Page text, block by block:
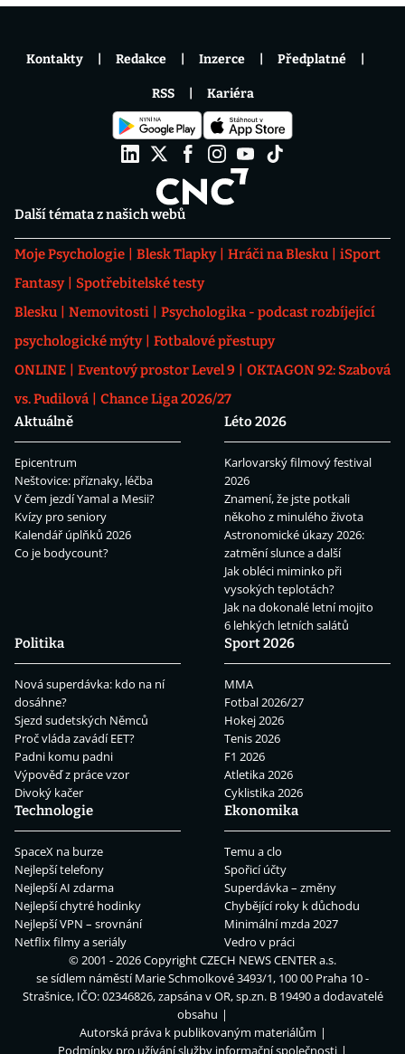
Další témata z našich webů
Moje Psychologie Blesk Tlapky Hráči na Blesku
iSport
Fantasy
Spotřebitelské testy
Blesku
Nemovitosti
Psychologika - podcast rozbíjející
psychologické mýty
Fotbalové přestupy
ONLINE
Eventový prostor Level 9
OKTAGON 92: Szabová
vs. Pudilová
Chance Liga 2026/27
Aktuálně
Epicentrum
Neštovice: příznaky, léčba
V čem jezdí Yamal a Mesii?
Kvízy pro seniory
Kalendář úplňků 2026
Co je bodycount?
Léto 2026
Karlovarský filmový festival
2026
Znamení, že jste potkali
někoho z minulého života
Astronomické úkazy 2026:
zatmění slunce a další
Jak obléci miminko při
vysokých teplotách?
Jak na dokonalé letní mojito
6 lehkých letních salátů
Politika
Nová superdávka: kdo na ní
dosáhne?
Sjezd sudetských Němců
Proč vláda zavádí EET?
Padni komu padni
Výpověď z práce vzor
Divoký kačer
Sport 2026
MMA
Fotbal 2026/27
Hokej 2026
Tenis 2026
F1 2026
Atletika 2026
Cyklistika 2026
Technologie
SpaceX na burze
Nejlepší telefony
Nejlepší AI zdarma
Nejlepší chytré hodinky
Nejlepší VPN – srovnání
Netflix filmy a seriály
Ekonomika
Temu a clo
Spořicí účty
Superdávka – změny
Chybějící roky k důchodu
Minimální mzda 2027
Vedro v práci
Kontakty Redakce Inzerce Předplatné
RSS Kariéra
© 2001 - 2026 CopyrightCZECH NEWS CENTER a.s.
se sídlem náměstí Marie Schmolkové 3493/1, 100 00 Praha 10 -
Strašnice, IČO: 02346826, zapsána v OR, sp.zn. B 19490 a dodavatelé
obsahu
Autorská práva k publikovaným materiálům
Podmínky pro užívání služby informační společnosti